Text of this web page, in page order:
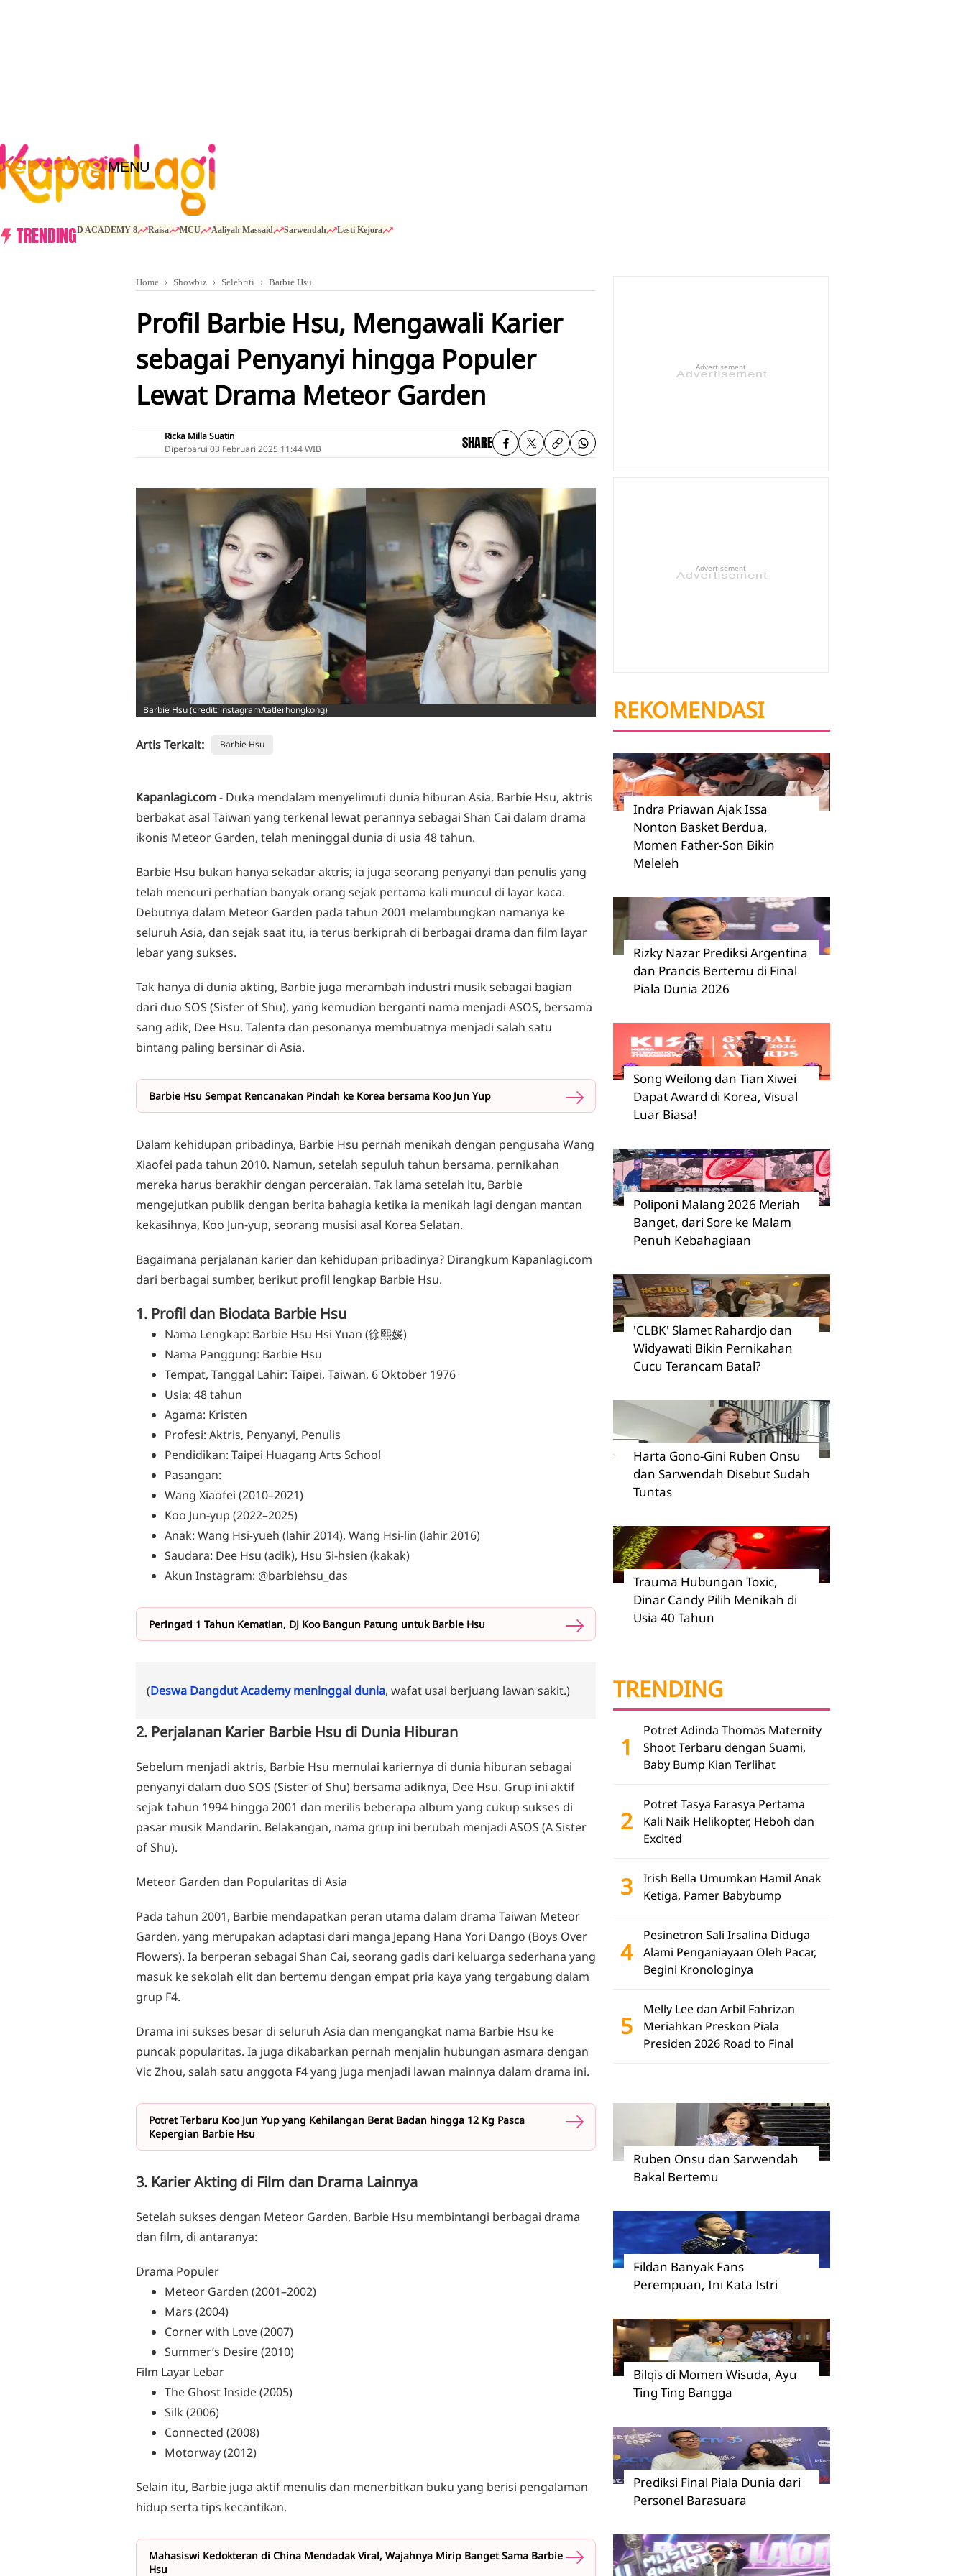
MENU
TRENDINGD ACADEMY 8 Raisa MCU Aaliyah Massaid Sarwendah Lesti Kejora
Home Showbiz Selebriti Barbie Hsu
Profil Barbie Hsu, Mengawali Karier
sebagai Penyanyi hingga Populer
Lewat Drama Meteor Garden
Ricka Milla Suatin
Diperbarui 03 Februari 2025 11:44 WIB SHARE
Barbie Hsu (credit: instagram/tatlerhongkong)
Artis Terkait: Barbie Hsu
Kapanlagi.com- Duka mendalam menyelimuti dunia hiburan Asia. Barbie Hsu, aktris
berbakat asal Taiwan yang terkenal lewat perannya sebagai Shan Cai dalam drama
ikonis Meteor Garden, telah meninggal dunia di usia 48 tahun.
Barbie Hsu bukan hanya sekadar aktris; ia juga seorang penyanyi dan penulis yang
telah mencuri perhatian banyak orang sejak pertama kali muncul di layar kaca.
Debutnya dalam Meteor Garden pada tahun 2001 melambungkan namanya ke
seluruh Asia, dan sejak saat itu, ia terus berkiprah di berbagai drama dan film layar
lebar yang sukses.
Tak hanya di dunia akting, Barbie juga merambah industri musik sebagai bagian
dari duo SOS (Sister of Shu), yang kemudian berganti nama menjadi ASOS, bersama
sang adik, Dee Hsu. Talenta dan pesonanya membuatnya menjadi salah satu
bintang paling bersinar di Asia.
Barbie Hsu Sempat Rencanakan Pindah ke Korea bersama Koo Jun Yup
Dalam kehidupan pribadinya, Barbie Hsu pernah menikah dengan pengusaha Wang
Xiaofei pada tahun 2010. Namun, setelah sepuluh tahun bersama, pernikahan
mereka harus berakhir dengan perceraian. Tak lama setelah itu, Barbie
mengejutkan publik dengan berita bahagia ketika ia menikah lagi dengan mantan
kekasihnya, Koo Jun-yup, seorang musisi asal Korea Selatan.
Bagaimana perjalanan karier dan kehidupan pribadinya? Dirangkum Kapanlagi.com
dari berbagai sumber, berikut profil lengkap Barbie Hsu.
1. Profil dan Biodata Barbie Hsu
Nama Lengkap: Barbie Hsu Hsi Yuan (徐熙媛)
Nama Panggung: Barbie Hsu
Tempat, Tanggal Lahir: Taipei, Taiwan, 6 Oktober 1976
Usia: 48 tahun
Agama: Kristen
Profesi: Aktris, Penyanyi, Penulis
Pendidikan: Taipei Huagang Arts School
Pasangan:
Wang Xiaofei (2010–2021)
Koo Jun-yup (2022–2025)
Anak: Wang Hsi-yueh (lahir 2014), Wang Hsi-lin (lahir 2016)
Saudara: Dee Hsu (adik), Hsu Si-hsien (kakak)
Akun Instagram: @barbiehsu_das
Peringati 1 Tahun Kematian, DJ Koo Bangun Patung untuk Barbie Hsu
(Deswa Dangdut Academy meninggal dunia, wafat usai berjuang lawan sakit.)
2. Perjalanan Karier Barbie Hsu di Dunia Hiburan
Sebelum menjadi aktris, Barbie Hsu memulai kariernya di dunia hiburan sebagai
penyanyi dalam duo SOS (Sister of Shu) bersama adiknya, Dee Hsu. Grup ini aktif
sejak tahun 1994 hingga 2001 dan merilis beberapa album yang cukup sukses di
pasar musik Mandarin. Belakangan, nama grup ini berubah menjadi ASOS (A Sister
of Shu).
Meteor Garden dan Popularitas di Asia
Pada tahun 2001, Barbie mendapatkan peran utama dalam drama Taiwan Meteor
Garden, yang merupakan adaptasi dari manga Jepang Hana Yori Dango (Boys Over
Flowers). Ia berperan sebagai Shan Cai, seorang gadis dari keluarga sederhana yang
masuk ke sekolah elit dan bertemu dengan empat pria kaya yang tergabung dalam
grup F4.
Drama ini sukses besar di seluruh Asia dan mengangkat nama Barbie Hsu ke
puncak popularitas. Ia juga dikabarkan pernah menjalin hubungan asmara dengan
Vic Zhou, salah satu anggota F4 yang juga menjadi lawan mainnya dalam drama ini.
Potret Terbaru Koo Jun Yup yang Kehilangan Berat Badan hingga 12 Kg Pasca
Kepergian Barbie Hsu
3. Karier Akting di Film dan Drama Lainnya
Setelah sukses dengan Meteor Garden, Barbie Hsu membintangi berbagai drama
dan film, di antaranya:
Drama Populer
Meteor Garden (2001–2002)
Mars (2004)
Corner with Love (2007)
Summer’s Desire (2010)
Film Layar Lebar
The Ghost Inside (2005)
Silk (2006)
Connected (2008)
Motorway (2012)
Selain itu, Barbie juga aktif menulis dan menerbitkan buku yang berisi pengalaman
hidup serta tips kecantikan.
Mahasiswi Kedokteran di China Mendadak Viral, Wajahnya Mirip Banget Sama Barbie
Hsu
Advertisement
Advertisement
REKOMENDASI
Indra Priawan Ajak Issa
Nonton Basket Berdua,
Momen Father-Son Bikin
Meleleh
Rizky Nazar Prediksi Argentina
dan Prancis Bertemu di Final
Piala Dunia 2026
Song Weilong dan Tian Xiwei
Dapat Award di Korea, Visual
Luar Biasa!
Poliponi Malang 2026 Meriah
Banget, dari Sore ke Malam
Penuh Kebahagiaan
'CLBK' Slamet Rahardjo dan
Widyawati Bikin Pernikahan
Cucu Terancam Batal?
Harta Gono-Gini Ruben Onsu
dan Sarwendah Disebut Sudah
Tuntas
Trauma Hubungan Toxic,
Dinar Candy Pilih Menikah di
Usia 40 Tahun
TRENDING
1
Potret Adinda Thomas Maternity
Shoot Terbaru dengan Suami,
Baby Bump Kian Terlihat
2
Potret Tasya Farasya Pertama
Kali Naik Helikopter, Heboh dan
Excited
3
Irish Bella Umumkan Hamil Anak
Ketiga, Pamer Babybump
4
Pesinetron Sali Irsalina Diduga
Alami Penganiayaan Oleh Pacar,
Begini Kronologinya
5
Melly Lee dan Arbil Fahrizan
Meriahkan Preskon Piala
Presiden 2026 Road to Final
Ruben Onsu dan Sarwendah
Bakal Bertemu
Fildan Banyak Fans
Perempuan, Ini Kata Istri
Bilqis di Momen Wisuda, Ayu
Ting Ting Bangga
Prediksi Final Piala Dunia dari
Personel Barasuara